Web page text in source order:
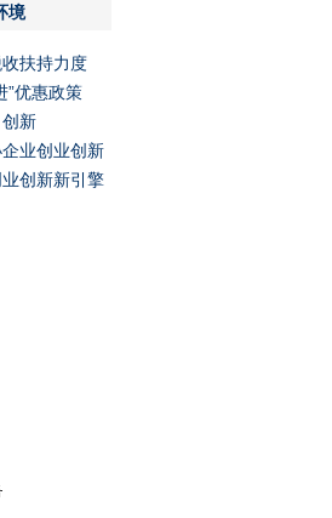
境
扶持力度
”优惠政策
新
业创业创新
创新新引擎